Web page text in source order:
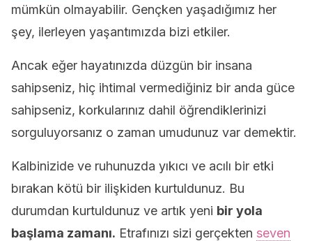
mümkün olmayabilir. Gençken yaşadığımız her
şey, ilerleyen yaşantımızda bizi etkiler.
Ancak eğer hayatınızda düzgün bir insana
sahipseniz, hiç ihtimal vermediğiniz bir anda güce
sahipseniz, korkularınız dahil öğrendiklerinizi
sorguluyorsanız o zaman umudunuz var demektir.
Kalbinizide ve ruhunuzda yıkıcı ve acılı bir etki
bırakan kötü bir ilişkiden kurtuldunuz. Bu
durumdan kurtuldunuz ve artık yeni bir yola
başlama zamanı. Etrafınızı sizi gerçekten seven